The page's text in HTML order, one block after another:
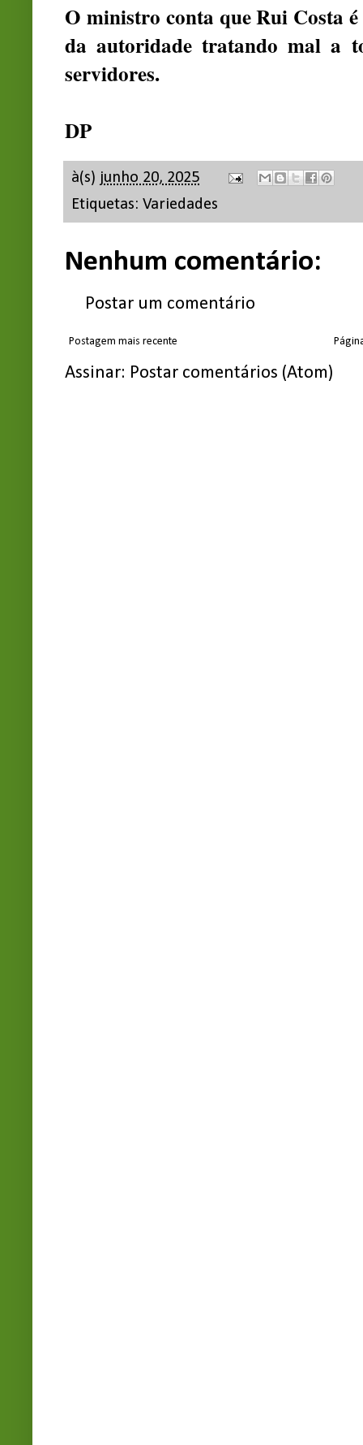
O ministro conta que Rui Costa
da autoridade tratando mal a
servidores.
DP
à(s) junho 20, 2025
Etiquetas: Variedades
Nenhum comentário:
Postar um comentário
Postagem mais recente
Assinar: Postar comentários (Atom)